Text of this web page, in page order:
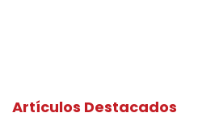
Artículos Destacados